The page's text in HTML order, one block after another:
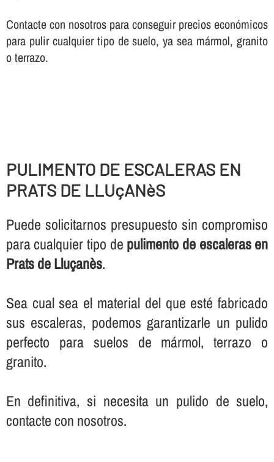
Contacte con nosotros para conseguir precios económicos
para pulir cualquier tipo de suelo, ya sea mármol, granito
o terrazo.
PULIMENTO DE ESCALERAS EN
PRATS DE LLUçANèS
Puede solicitarnos presupuesto sin compromiso
para cualquier tipo de pulimento de escaleras en
Prats de Lluçanès.
Sea cual sea el material del que esté fabricado
sus escaleras, podemos garantizarle un pulido
perfecto para suelos de mármol, terrazo o
granito.
En definitiva, si necesita un pulido de suelo,
contacte con nosotros.